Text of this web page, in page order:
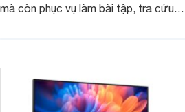
mà còn phục vụ làm bài tập, tra cứu,
thay vì chỉ so sánh cấu hình trên giấy.